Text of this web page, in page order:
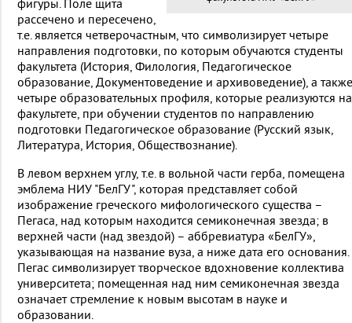
фигуры. Поле щита
рассечено и пересечено,
т.е. является четверочастным, что символизирует четыре
направления подготовки, по которым обучаются студенты
факультета (История, Филология, Педагогическое
образование, Документоведение и архивоведение), а также
четыре образовательных профиля, которые реализуются на
факультете, при обучении студентов по направлению
подготовки Педагогическое образование (Русский язык,
Литература, История, Обществознание).
В левом верхнем углу, т.е. в вольной части герба, помещена
эмблема НИУ "БелГУ", которая представляет собой
изображение греческого мифологического существа –
Пегаса, над которым находится семиконечная звезда; в
верхней части (над звездой) – аббревиатура «БелГУ»,
указывающая на название вуза, а ниже дата его основания.
Пегас символизирует творческое вдохновение коллектива
университета; помещенная над ним семиконечная звезда
означает стремление к новым высотам в науке и
образовании.